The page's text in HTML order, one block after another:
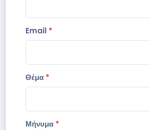
Email *
Θέμα *
Μήνυμα *